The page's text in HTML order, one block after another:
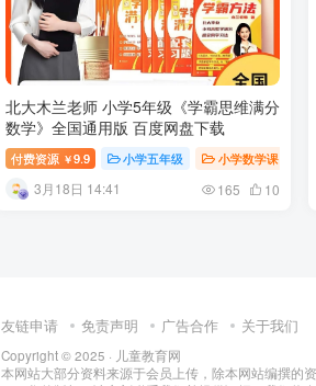
小学课堂 小学教育
北大木兰老师 小学5年级《学霸思维满分
数学》全国通用版 百度网盘下载
付费资源 ￥9.9 小学五年级 小学数学课
3月18日 14:41 165 10
友链申请 免责声明 广告合作 关于我们
Copyright © 2025 · 儿童教育网
本网站大部分资料来源于会员上传，除本网站编撰的